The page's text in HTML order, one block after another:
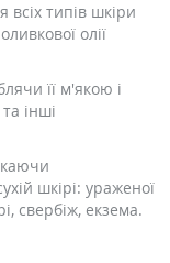
всіх типів шкіри
олії
її м'якою і
інші
шкірі: ураженої
свербіж, екзема.